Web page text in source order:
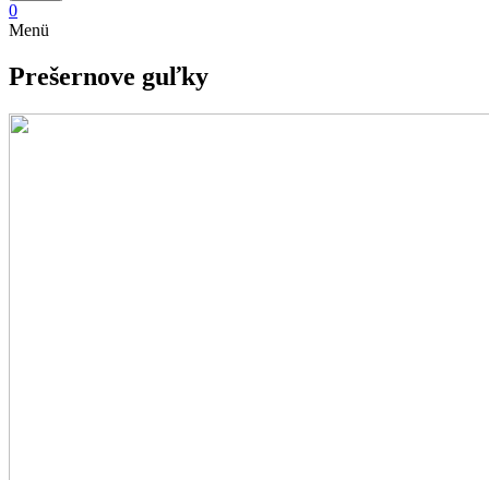
0
Menü
Prešernove guľky